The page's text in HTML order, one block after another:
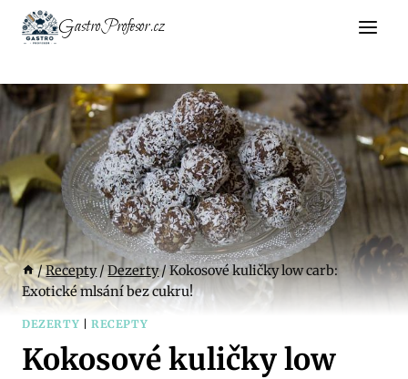
Přeskočit
GastroProfesor.cz
/Recepty/Dezerty/ Kokosové kuličky low carb:
Exotické mlsání bez cukru!
DEZERTY RECEPTY
Kokosové kuličky low